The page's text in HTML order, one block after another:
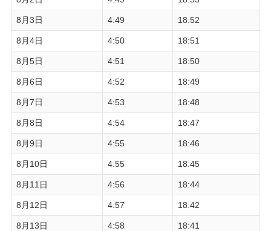
8月3日 4:49 18:52
8月4日 4:50 18:51
8月5日 4:51 18:50
8月6日 4:52 18:49
8月7日 4:53 18:48
8月8日 4:54 18:47
8月9日 4:55 18:46
8月10日 4:55 18:45
8月11日 4:56 18:44
8月12日 4:57 18:42
8月13日 4:58 18:41